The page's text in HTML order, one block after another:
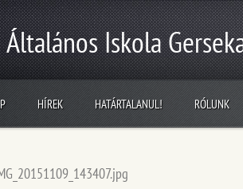
Iskola
HÍREK HATÁRTALANUL! RÓLUNK